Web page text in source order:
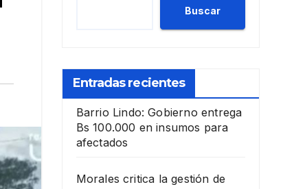
Buscar
Entradas recientes
Barrio Lindo: Gobierno entrega
Bs 100.000 en insumos para
afectados
Morales critica la gestión de